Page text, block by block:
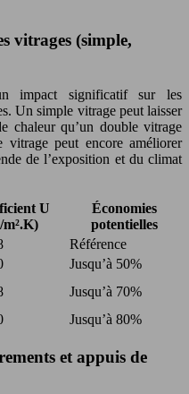
vitrages (simple,
impact significatif sur les
Un simple vitrage peut laisser
chaleur qu’un double vitrage
peut encore améliorer
de l’exposition et du climat
U
Économies
potentielles
Référence
Jusqu’à 50%
Jusqu’à 70%
Jusqu’à 80%
et appuis de